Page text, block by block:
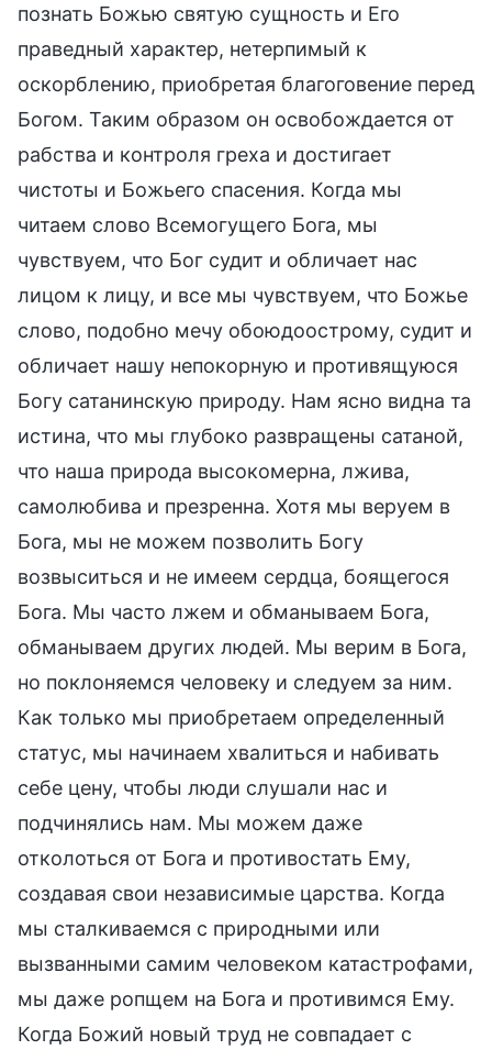
познать Божью святую сущность и Его
праведный характер, нетерпимый к
оскорблению, приобретая благоговение перед
Богом. Таким образом он освобождается от
рабства и контроля греха и достигает
чистоты и Божьего спасения. Когда мы
читаем слово Всемогущего Бога, мы
чувствуем, что Бог судит и обличает нас
лицом к лицу, и все мы чувствуем, что Божье
слово, подобно мечу обоюдоострому, судит и
обличает нашу непокорную и противящуюся
Богу сатанинскую природу. Нам ясно видна та
истина, что мы глубоко развращены сатаной,
что наша природа высокомерна, лжива,
самолюбива и презренна. Хотя мы веруем в
Бога, мы не можем позволить Богу
возвыситься и не имеем сердца, боящегося
Бога. Мы часто лжем и обманываем Бога,
обманываем других людей. Мы верим в Бога,
но поклоняемся человеку и следуем за ним.
Как только мы приобретаем определенный
статус, мы начинаем хвалиться и набивать
себе цену, чтобы люди слушали нас и
подчинялись нам. Мы можем даже
отколоться от Бога и противостать Ему,
создавая свои независимые царства. Когда
мы сталкиваемся с природными или
вызванными самим человеком катастрофами,
мы даже ропщем на Бога и противимся Ему.
Когда Божий новый труд не совпадает с